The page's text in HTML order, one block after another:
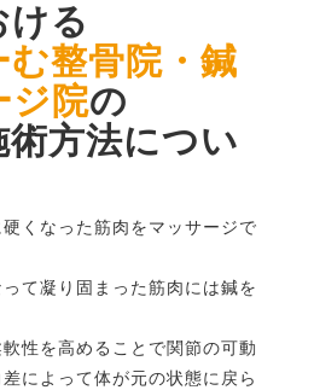
ける
整骨院・鍼
ジ院の
方法につい
くなった筋肉をマッサージで
て凝り固まった筋肉には鍼を
性を高めることで関節の可動
によって体が元の状態に戻ら